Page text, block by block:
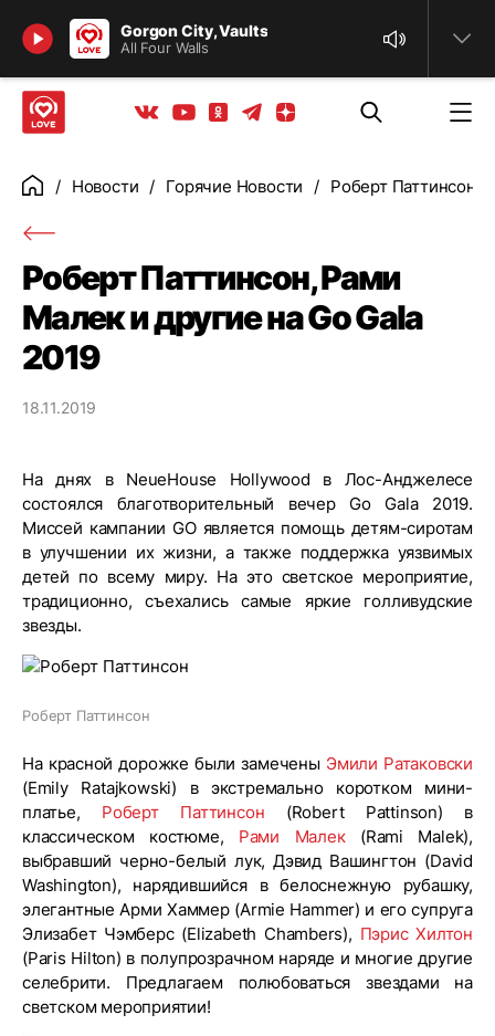
Gorgon City, Vaults
All Four Walls
Найти
Вконтакте
YoutubeОдноклассники
ТелеграмЯндекс дзен
ГлавнаяНовости Горячие Новости Роберт Паттинсон,
Роберт Паттинсон, Рами
Малек и другие на Go Gala
2019
18.11.2019
На днях в NeueHouse Hollywood в Лос-Анджелесе
состоялся благотворительный вечер Go Gala 2019.
Миссей кампании GO является помощь детям-сиротам
в улучшении их жизни, а также поддержка уязвимых
детей по всему миру. На это светское мероприятие,
традиционно, съехались самые яркие голливудские
звезды.
Роберт Паттинсон
На красной дорожке были замечены Эмили Ратаковски
(Emily Ratajkowski) в экстремально коротком мини-
платье, Роберт Паттинсон (Robert Pattinson) в
классическом костюме, Рами Малек(Rami Malek),
выбравший черно-белый лук, Дэвид Вашингтон (David
Washington), нарядившийся в белоснежную рубашку,
элегантные Арми Хаммер (Armie Hammer) и его супруга
Элизабет Чэмберс (Elizabeth Chambers), Пэрис Хилтон
(Paris Hilton) в полупрозрачном наряде и многие другие
селебрити. Предлагаем полюбоваться звездами на
светском мероприятии!